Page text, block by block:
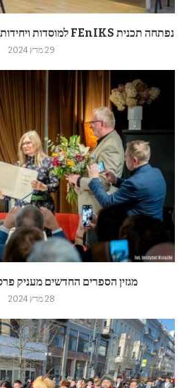
נפתחה תכנית FEnIKS למוסדות ויחידות תרבות של השלטון המקומי
29 מרץ 2024
מגזין הספרים החדשים מעניק
28 מרץ 2024